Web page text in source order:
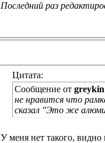
Последний раз
Цитата:
Сообщение от greykin
не нравится что
сказал "Это же
У меня нет такого,